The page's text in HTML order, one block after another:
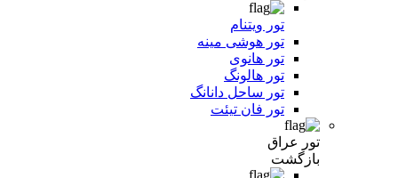
تور ویتنام
تور هوشی مینه
تور هانوی
تور هالونگ
تور ساحل دانانگ
تور فان تیئت
تور عراق
بازگشت